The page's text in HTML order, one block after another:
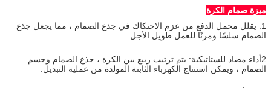
ميزة صمام الكرة
1. يقلل محمل الدفع من عزم الاحتكاك في جذع الصمام ، مما يجعل جذع
الصمام سلسًا ومرنًا للعمل طويل الأجل.
2أداء مضاد للستاتيكية: يتم ترتيب ربيع بين الكرة ، جذع الصمام وجسم
الصمام ، ويمكن استنتاج الكهرباء الثابتة المولدة من عملية التبديل.